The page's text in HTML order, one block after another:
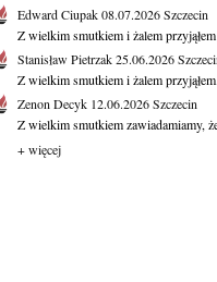
Edward Ciupak08.07.2026Szczecin
Z wielkim smutkiem i żalem
Stanisław Pietrzak25.06.2026
Z wielkim smutkiem i żalem
Zenon Decyk 12.06.2026Szczecin
Z wielkim smutkiem zawiadamiamy,
+ więcej